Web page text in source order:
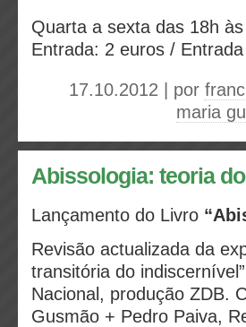
Quarta a sexta das 18h
Entrada: 2 euros /
17.10.2012 | por
maria
Abissologia: teoria
Lançamento do Livro
Revisão actualizada da
transitória do
Nacional, produção ZDB.
Gusmão + Pedro Paiva,